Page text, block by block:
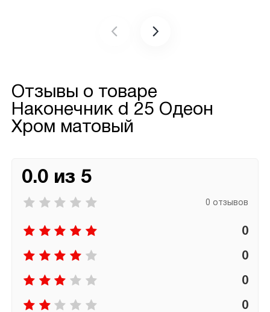
Отзывы о товаре
Наконечник d 25 Одеон
Хром матовый
0.0 из 5
0 отзывов
0
0
0
0